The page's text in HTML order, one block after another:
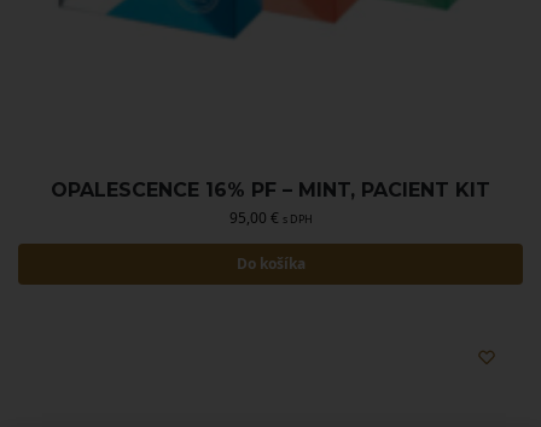
OPALESCENCE 16% PF – MINT, PACIENT KIT
95,00 € s DPH
Do košíka